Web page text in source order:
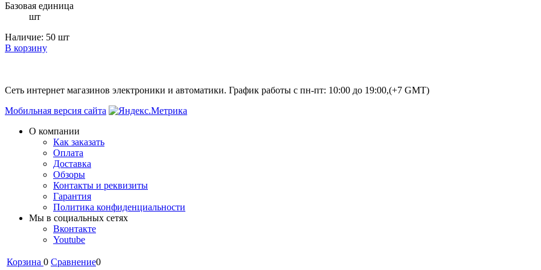
Базовая единица
шт
Наличие: 50 шт
В корзину
Сеть интернет магазинов электроники и автоматики. График работы с пн-пт: 10:00 до 19:00,(+7 GMT)
Мобильная версия сайта
О компании
Как заказать
Оплата
Доставка
Обзоры
Контакты и реквизиты
Гарантия
Политика конфиденциальности
Мы в cоциальных сетях
Вконтакте
Youtube
Корзина 0 Сравнение0